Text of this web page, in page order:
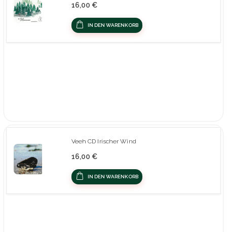
16,00 €
IN DEN WARENKORB
Veeh CD Irischer Wind
16,00 €
IN DEN WARENKORB